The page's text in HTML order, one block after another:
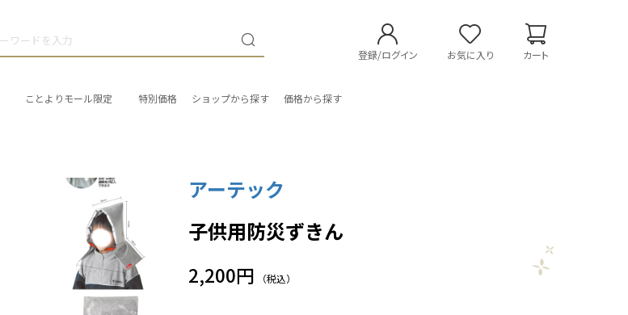
登録/ログイン お気に入り カート
ことよりモール限定 特別価格 ショップから探す 価格から探す
アーテック
子供用防災ずきん
2,200円 （税込）